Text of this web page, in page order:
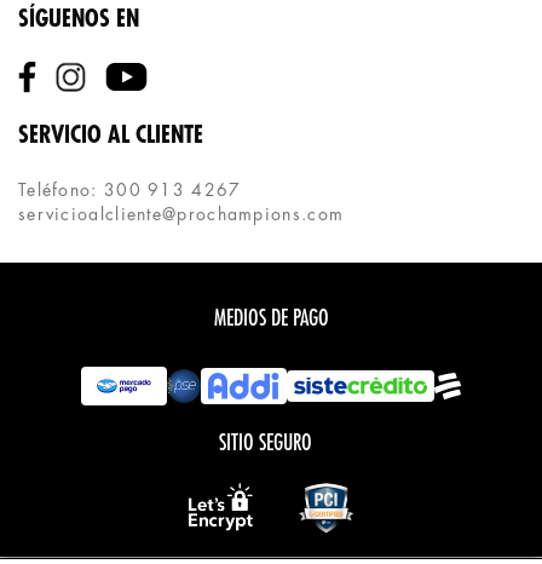
SÍGUENOS EN
SERVICIO AL CLIENTE
Teléfono: 300 913 4267
servicioalcliente@prochampions.com
MEDIOS DE PAGO
SITIO SEGURO